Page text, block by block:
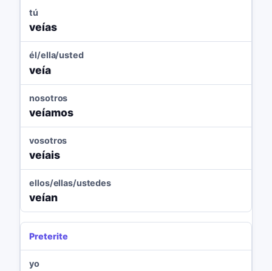
tú
veías
él/ella/usted
veía
nosotros
veíamos
vosotros
veíais
ellos/ellas/ustedes
veían
Preterite
yo